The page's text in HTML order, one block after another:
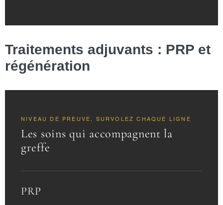
Traitements adjuvants : PRP et
régénération
NIVEAU DE PREUVE, SURVOLEZ CHAQUE LIGNE
Les soins qui accompagnent la
greffe
PRP